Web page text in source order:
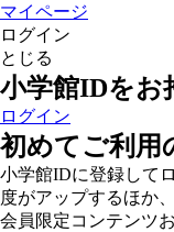
マイページ
ログイン
とじる
小学館IDをお
ログイン
初めてご利用
小学館IDに登録して
度がアップするほか、
会員限定コンテンツ